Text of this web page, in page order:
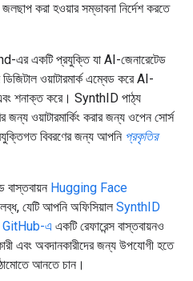
করা হওয়ার সম্ভাবনা নির্দেশ করতে
একটি প্রযুক্তি যা AI-জেনারেটেড
ওয়াটারমার্ক এম্বেড করে AI-
এবং শনাক্ত করে। SynthID পাঠ্য
জন্য ওয়াটারমার্কিং করার জন্য ওপেন সোর্স
বিবরণের জন্য আপনি প্রকৃতির
বাস্তবায়ন Hugging Face
যেটি আপনি অফিসিয়াল SynthID
GitHub-এ একটি রেফারেন্স বাস্তবায়নও
এবং অবদানকারীদের জন্য উপযোগী হতে
আনতে চান।